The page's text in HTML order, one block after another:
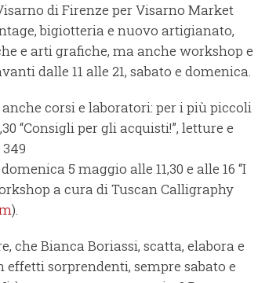
di Firenze per Visarno Market
bigiotteria e nuovo artigianato,
e arti grafiche, ma anche workshop e
dalle 11 alle 21, sabato e domenica.
corsi e laboratori: per i più piccoli
“Consigli per gli acquisti!”, letture e
domenica 5 maggio alle 11,30 e alle 16 “I
a cura di Tuscan Calligraphy
).
che Bianca Boriassi, scatta, elabora e
sorprendenti, sempre sabato e